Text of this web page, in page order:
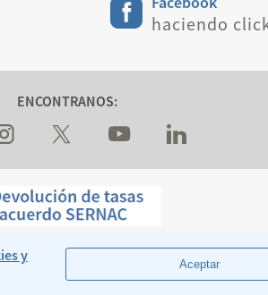
y
Aceptar
haciendo
ENCONTRANOS:
Condiciones Generales de Transporte
de Aerolineas Argentinas S.A.
© 1996 - 2026